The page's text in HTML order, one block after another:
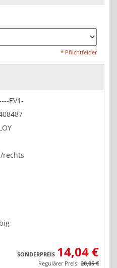
* Pflichtfelder
EV1-
rechts
SONDERPREIS 14,04 €
Regulärer Preis: 20,05 €